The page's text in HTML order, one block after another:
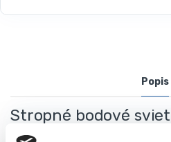
s
Popis
Stropné bodové
STANLEY – biely